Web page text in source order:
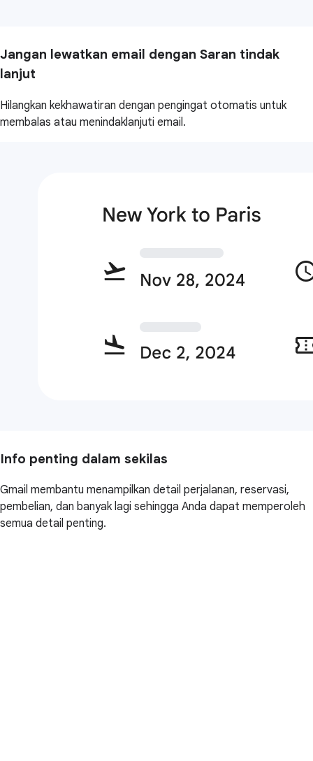
Jangan lewatkan email dengan Saran tindak
lanjut
Hilangkan kekhawatiran dengan pengingat otomatis untuk
membalas atau menindaklanjuti email.
Info penting dalam sekilas
Gmail membantu menampilkan detail perjalanan, reservasi,
pembelian, dan banyak lagi sehingga Anda dapat memperoleh
semua detail penting.